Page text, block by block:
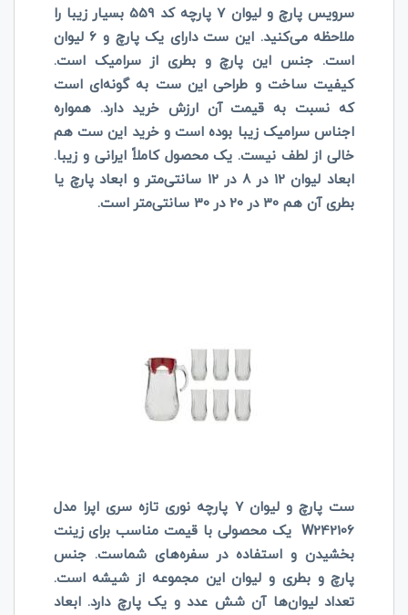
سرویس پارچ و لیوان 7 پارچه کد 559 بسیار زیبا را
ملاحظه می‌کنید. این ست دارای یک پارچ و 6 لیوان
است. جنس این پارچ و بطری از سرامیک است.
کیفیت ساخت و طراحی این ست به گونه‌ای است
که نسبت به قیمت آن ارزش خرید دارد. همواره
اجناس سرامیک زیبا بوده است و خرید این ست هم
خالی از لطف نیست. یک محصول کاملاً ایرانی و زیبا.
ابعاد لیوان 12 در 8 در 12 سانتی‌متر و ابعاد پارچ یا
بطری آن هم 30 در 20 در 30
سانتی‌متر است.
ست پارچ و لیوان 7 پارچه نوری تازه سری اپرا مدل
242106
W یک محصولی با قیمت مناسب برای زینت
بخشیدن و استفاده در سفره‌های شماست. جنس
پارچ و بطری و لیوان این مجموعه از شیشه است.
تعداد لیوان‌ها آن شش عدد و یک پارچ دارد. ابعاد